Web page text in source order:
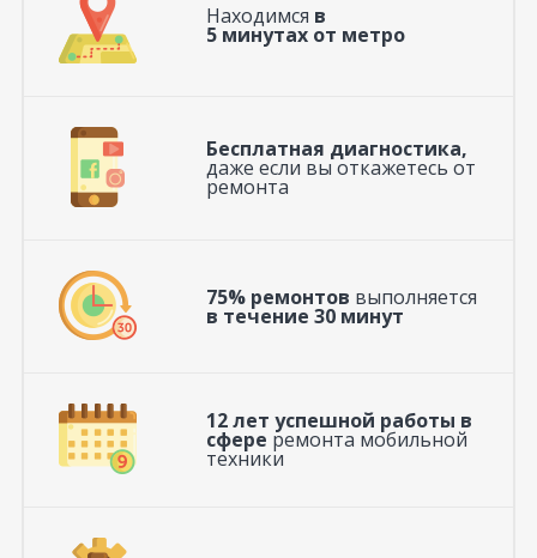
Находимся в
5 минутах от метро
Бесплатная диагностика,
даже если вы откажетесь от
ремонта
75% ремонтов выполняется
в течение 30 минут
12 лет успешной работы в
сфере ремонта мобильной
техники